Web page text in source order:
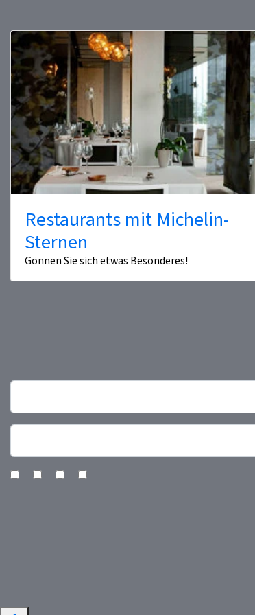
Restaurants mit Michelin-
Sternen
Gönnen Sie sich etwas Besonderes!